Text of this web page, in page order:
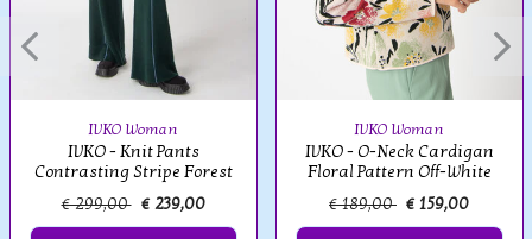
IVKO Woman
IVKO - Knit Pants
Contrasting Stripe Forest
€ 299,00 € 239,00
IVKO Woman
IVKO - O-Neck Cardigan
Floral Pattern Off-White
€ 189,00 € 159,00